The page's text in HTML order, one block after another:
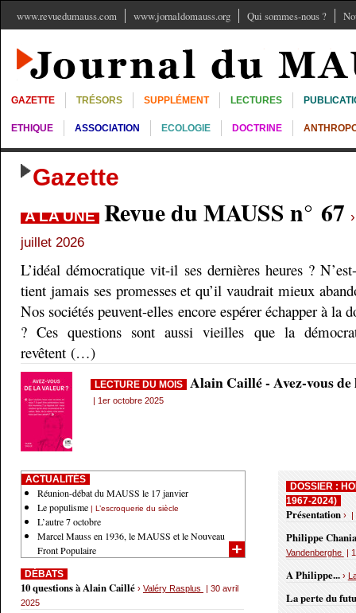
www.revuedumauss.com www.jornaldomauss.org Qui sommes-nous ?
GAZETTE TRÉSORS SUPPLÉMENT LECTURES
ETHIQUE ASSOCIATION ECOLOGIE DOCTRINE
Gazette
A LA UNE Revue du MAUSS n° 67
juillet 2026
L’idéal démocratique vit-il ses dernières heures ?
tient jamais ses promesses et qu’il vaudrait mieux
Nos sociétés peuvent-elles encore espérer échapper à la
? Ces questions sont aussi vieilles que la
revêtent (…)
LECTURE DU MOIS Alain Caillé - Avez-vous
| 1er octobre 2025
DOSSIER :
1967-2024)
Présentation › |
Philippe
Vandenberghe |
A Philippe... ›
La perte du
ACTUALITÉS
Réunion-débat du MAUSS le 17 janvier
Le populisme | L’escroquerie du siècle
L’autre 7 octobre
Marcel Mauss en 1936, le MAUSS et le Nouveau
Front Populaire
DÉBATS
10 questions à Alain Caillé › Valéry Rasplus
| 30 avril
2025